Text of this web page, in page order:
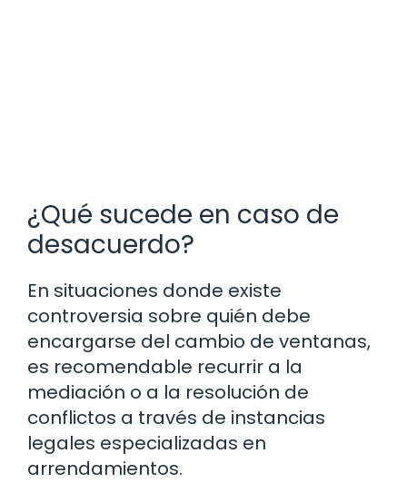
¿Qué sucede en caso de
desacuerdo?
En situaciones donde existe
controversia sobre quién debe
encargarse del cambio de ventanas,
es recomendable recurrir a la
mediación o a la resolución de
conflictos a través de instancias
legales especializadas en
arrendamientos.